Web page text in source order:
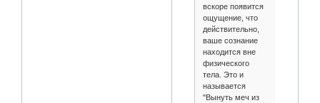
вскоре появится
ощущение, что
действительно,
ваше сознание
находится вне
физического
тела. Это и
называется
"Вынуть меч из